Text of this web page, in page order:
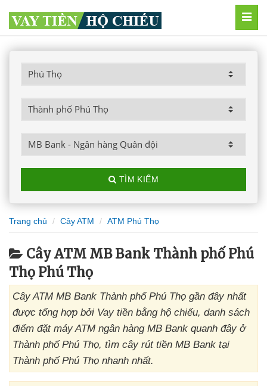
TÌM KIẾM
Trang chủ Cây ATM ATM Phú Thọ
Cây ATM MB Bank Thành phố Phú
Thọ Phú Thọ
Cây ATM MB Bank Thành phố Phú Thọ gần đây nhất
được tổng hợp bởi Vay tiền bằng hộ chiếu, danh sách
điểm đặt máy ATM ngân hàng MB Bank quanh đây ở
Thành phố Phú Thọ, tìm cây rút tiền MB Bank tại
Thành phố Phú Thọ nhanh nhất.